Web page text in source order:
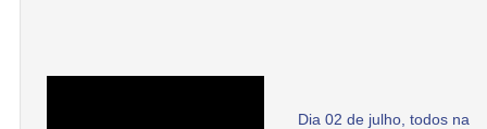
Dia 02 de julho, todos na